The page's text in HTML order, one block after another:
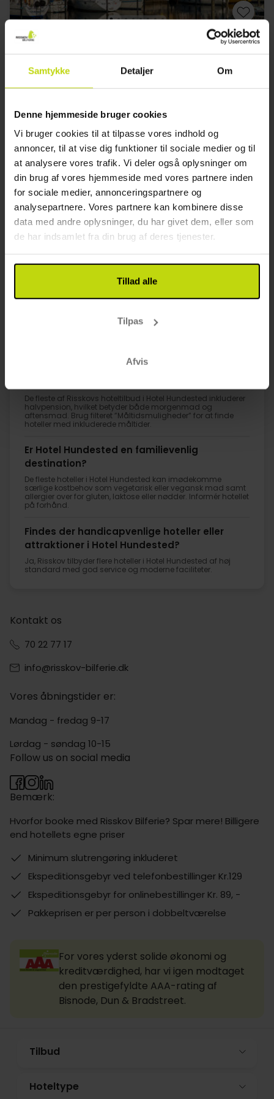
Samtykke Detaljer Om
Denne hjemmeside bruger cookies
Vi bruger cookies til at tilpasse vores indhold og
annoncer, til at vise dig funktioner til sociale medier og til
at analysere vores trafik. Vi deler også oplysninger om
din brug af vores hjemmeside med vores partnere inden
for sociale medier, annonceringspartnere og
analysepartnere. Vores partnere kan kombinere disse
data med andre oplysninger, du har givet dem, eller som
de har indsamlet fra din brug af deres tjenester.
Tillad alle
Tilpas
Afvis
Hotel Hundested
3.5/ 5 God161 anmeldelser
Ophold med morgenbuffet
overnatninger
morgenmad
2x
flasker mineralvand
Gratis parkering ved hotellet
∞
Gratis internet
Se alt, der er inkluderet
Aug pp 799,-
I alt 1598,-
Sep pp 799,-
I alt 1598,-
Okt
Hvor kan jeg booke en lejlighed i Hotel
De fleste af Risskovs hoteltilbud i Hotel Hundested inkluderer
halvpension, hvilket betyder både morgenmad og
aftensmad. Brug filteret ”Måltidsmuligheder” for at finde
hoteller med inkluderede måltider.
Er Hotel Hundested en familievenlig
destination?
De fleste hoteller i Hotel Hundested kan imødekomme
særlige kostbehov som vegetarisk eller vegansk mad samt
allergier over for gluten, laktose eller nødder. Informér hotellet
på forhånd.
Findes der handicapvenlige hoteller eller
attraktioner i Hotel Hundested?
Ja, Risskov tilbyder flere hoteller i Hotel Hundested af høj
standard med god service og moderne faciliteter.
Kontakt os
70 22 77 17
info@risskov-bilferie.dk
Vores åbningstider er:
Mandag - fredag 9-17
Lørdag - søndag 10-15
Bemærk:
Hvorfor booke med Risskov Bilferie? Spar mere! Billigere
end hotellets egne priser
Minimum slutrengøring inkluderet
Ekspeditionsgebyr ved telefonbestillinger Kr.129
Ekspeditionsgebyr for onlinebestillinger Kr. 89, -
Pakkeprisen er per person i dobbeltværelse
Follow us on social media
For vores yderst solide økonomi og
kreditværdighed, har vi igen modtaget
den prestigefyldte AAA-rating af
Bisnode, Dun & Bradstreet.
Tilbud
Hoteltype